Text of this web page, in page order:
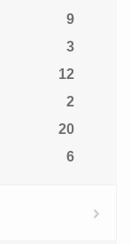
9
3
12
2
20
6